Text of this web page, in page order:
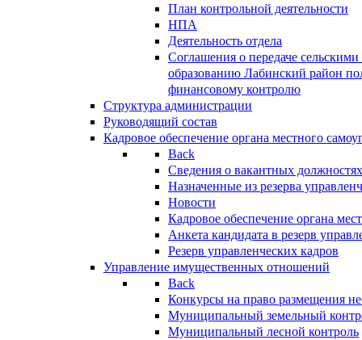
План контрольной деятельности
НПА
Деятельность отдела
Соглашения о передаче
образованию Лабинский район
финансовому контролю
Структура администрации
Руководящий состав
Кадровое обеспечение органа местного
Back
Сведения о вакантных
Назначенные из резерва
Новости
Кадровое обеспечение органа
Анкета кандидата в резерв
Резерв управленческих кадров
Управление имущественных отношений
Back
Конкурсы на право размещения
Муниципальный земельный
Муниципальный лесной контроль